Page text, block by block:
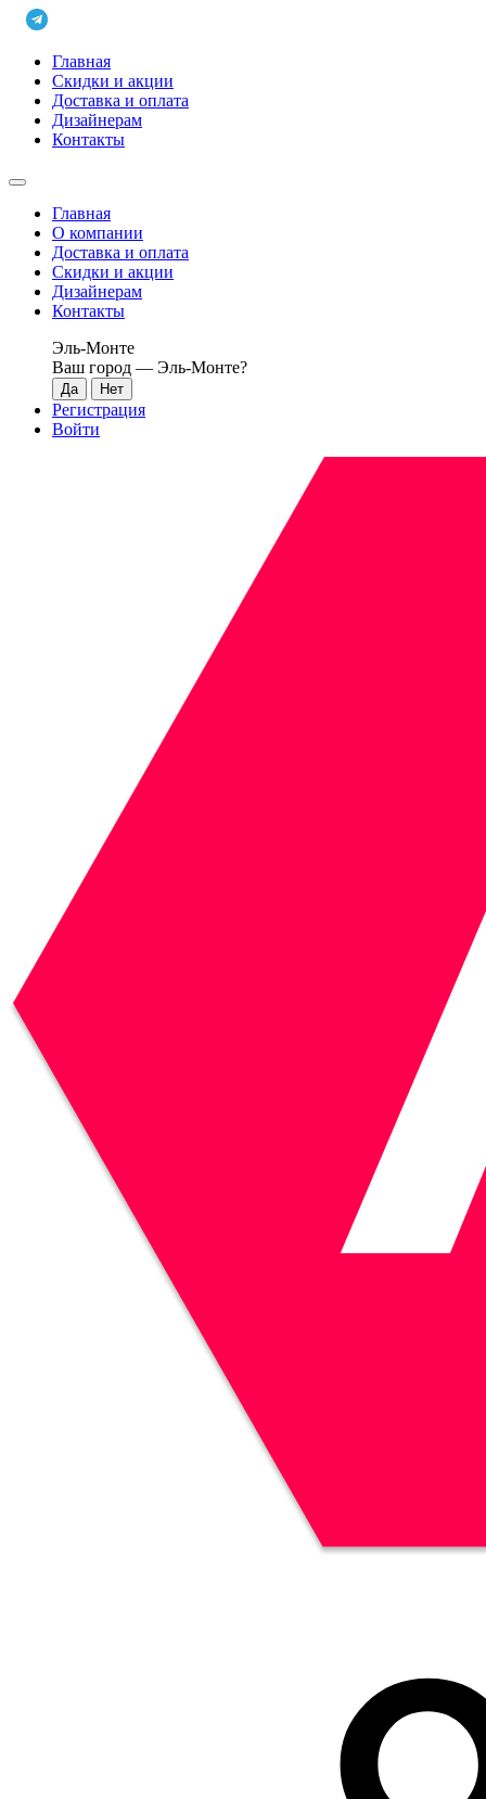
Главная
Скидки и акции
Доставка и оплата
Дизайнерам
Контакты
Главная
О компании
Доставка и оплата
Скидки и акции
Дизайнерам
Контакты
Эль-Монте
Ваш город — Эль-Монте?
Регистрация
Войти